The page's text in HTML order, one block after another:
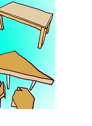
院の資料請求
学共通テスト「受験案
請求
校卒業程度認定試験